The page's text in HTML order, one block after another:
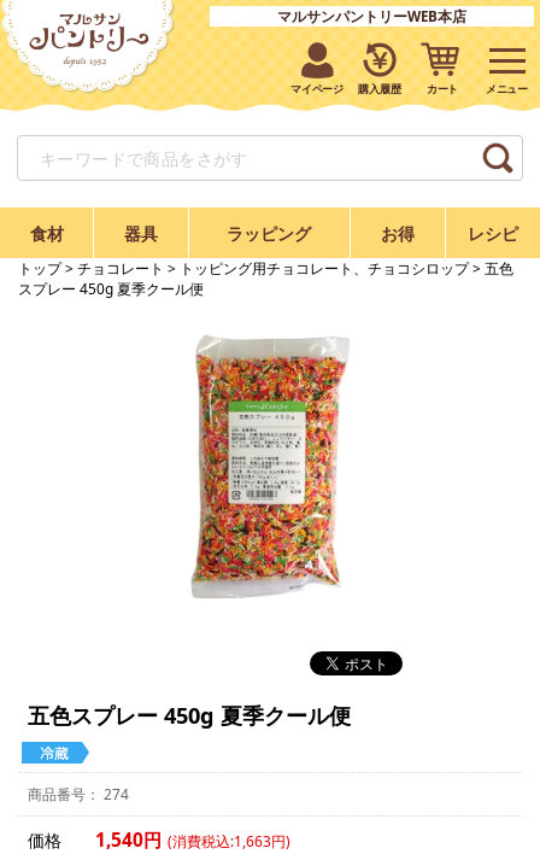
マルサンパントリーWEB本店
マイページ 購入履歴 カート
食材 器具 ラッピング お得 レシピ
トップ> チョコレート > トッピング用チョコレート、チョコシロップ> 五色
スプレー 450g 夏季クール便
五色スプレー 450g 夏季クール便
274
価格 1,540円 (消費税込:1,663円)